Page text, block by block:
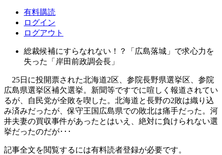
有料購読
ログイン
ログアウト
総裁候補にすらなれない！？「広島落城」で求心力を
失った「岸田前政調会長」
25日に投開票された北海道2区、参院長野県選挙区、参院
広島県選挙区補欠選挙。新聞等ですでに喧しく報道されてい
るが、自民党が全敗を喫した。北海道と長野の2敗は織り込
み済みだったが、保守王国広島県での敗北は痛手だった。河
井夫妻の買収事件があったとはいえ、絶対に負けられない選
挙だったのだが･･･
記事全文を閲覧するには有料読者登録が必要です。